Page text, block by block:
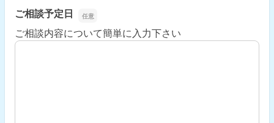
ご相談予定日
ご相談内容について簡単に入力下さい